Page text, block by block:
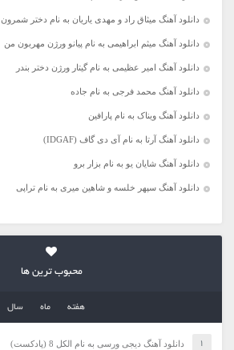
دانلود آهنگ میثاق راد و مهدی یاریان به نام دختر شمرون
دانلود آهنگ میثم ابراهیمی به نام پیانو ورژن مهربون من
دانلود آهنگ امیر عظیمی به نام گیتار ورژن دختر بندر
دانلود آهنگ محمد فرجی به نام جاده
دانلود آهنگ ویناک به نام پارافین
دانلود آهنگ آرتا به نام آی دی گاف (IDGAF)
دانلود آهنگ شایان یو به نام بزار برو
دانلود آهنگ سپهر خلسه و شاهین میری به نام تراپی
محبوب ترین ها
هفته ماه سال
دانلود آهنگ دیجی ورسی به نام الکل 8 (پادکست)